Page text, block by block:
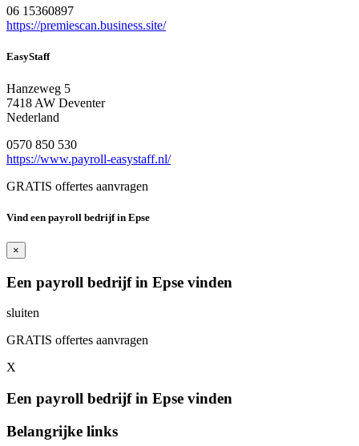
06 15360897
https://premiescan.business.site/
EasyStaff
Hanzeweg 5
7418 AW Deventer
Nederland
0570 850 530
https://www.payroll-easystaff.nl/
GRATIS offertes aanvragen
Vind een payroll bedrijf in Epse
×
Een payroll bedrijf in Epse vinden
sluiten
GRATIS offertes aanvragen
X
Een payroll bedrijf in Epse vinden
Belangrijke links